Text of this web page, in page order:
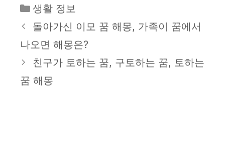
카
테
리
생활 정보
돌아가신 이모 꿈 해몽, 가족이 꿈에서
나오면 해몽은?
친구가 토하는 꿈, 구토하는 꿈, 토하는
꿈 해몽